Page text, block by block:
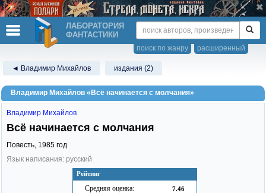
ЛАБОРАТОРИЯ
ФАНТАСТИКИ
расширенный
поиск по жанру
◄ Владимир Михайлов издания (2)
Владимир Михайлов «Всё начинается с молчания»
Рейтинг
Средняя оценка: 7.46
Владимир Михайлов
Всё начинается с молчания
Повесть, 1985 год
Язык написания: русский